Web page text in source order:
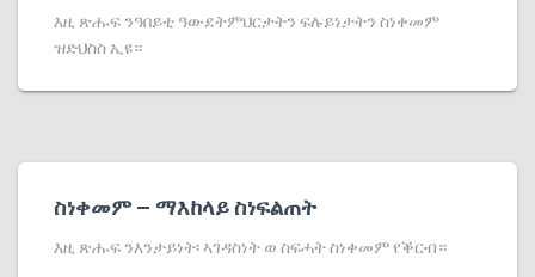
እዚ ጽሑፍ ንዓበይቲ ዓውደትምህርታትን ፍሉይነታትን ስነቀመም
ዝድህስስ ኢዩ።
ስነቀመም – ማእከላይ ስነፍልጠት
እዚ ጽሑፍ ንእንታይነት፡ ኣገዳስነት ወ ስፍሓት ስነቀመም የቕርብ።